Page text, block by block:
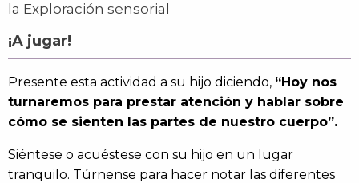
la Exploración sensorial
¡A jugar!
Presente esta actividad a su hijo diciendo, “Hoy nos
turnaremos para prestar atención y hablar sobre
cómo se sienten las partes de nuestro cuerpo”.
Siéntese o acuéstese con su hijo en un lugar
tranquilo. Túrnense para hacer notar las diferentes